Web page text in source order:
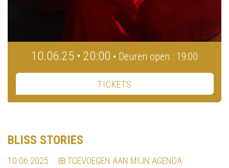
10.06.25 • 20:00 • Deuren open : 19:00
TICKETS
BLISS STORIES
10.06.2025 TOEVOEGEN AAN MIJN AGENDA